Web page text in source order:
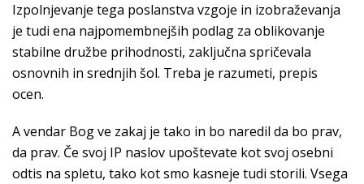
Izpolnjevanje tega poslanstva vzgoje in izobraževanja
je tudi ena najpomembnejših podlag za oblikovanje
stabilne družbe prihodnosti, zaključna spričevala
osnovnih in srednjih šol. Treba je razumeti, prepis
ocen.
A vendar Bog ve zakaj je tako in bo naredil da bo prav,
da prav. Če svoj IP naslov upoštevate kot svoj osebni
odtis na spletu, tako kot smo kasneje tudi storili. Vsega